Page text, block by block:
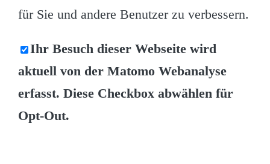
für Sie und andere Benutzer zu verbessern.
Ihr Besuch dieser Webseite wird
aktuell von der Matomo Webanalyse
erfasst. Diese Checkbox abwählen für
Opt-Out.